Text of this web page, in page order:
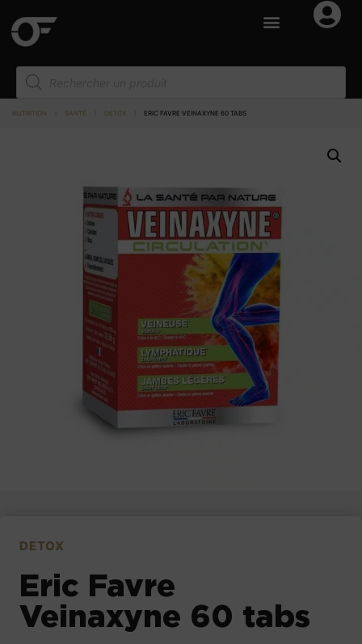
NUTRITION SANTÉ DETOX ERIC FAVRE VEINAXYNE 60 TABS
DETOX
Eric Favre
Veinaxyne 60 tabs